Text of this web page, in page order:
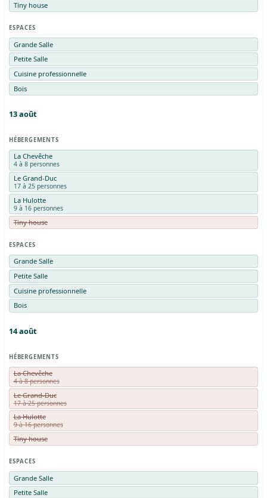
Tiny house
ESPACES
Grande Salle
Petite Salle
Cuisine professionnelle
Bois
13août
HÉBERGEMENTS
La Chevêche
4 à 8 personnes
Le Grand-Duc
17 à 25 personnes
La Hulotte
9 à 16 personnes
Tiny house
ESPACES
Grande Salle
Petite Salle
Cuisine professionnelle
Bois
14août
HÉBERGEMENTS
La Chevêche
4 à 8 personnes
Le Grand-Duc
17 à 25 personnes
La Hulotte
9 à 16 personnes
Tiny house
ESPACES
Grande Salle
Petite Salle